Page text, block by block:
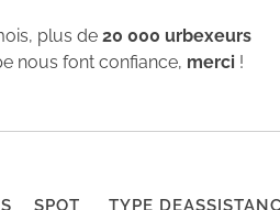
plus de20 000 urbexeurs
nous font confiance, merci !
SPOT
TYPE DE